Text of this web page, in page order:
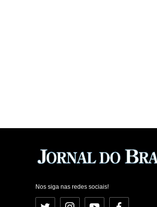
Nos siga nas redes sociais!